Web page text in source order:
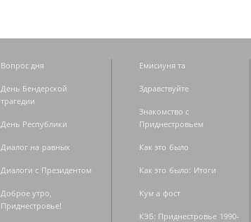
Вопрос дня
День Бендерской
трагедии
День Республики
Диалог на равных
Диалоги с Президентом
Доброе утро,
Приднестровье!
Емисиуня та
Здравствуйте
Знакомство с
Приднестровьем
Как это было
Как это было: Итоги
Кум а фост
КЭБ: Приднестровье 1990-